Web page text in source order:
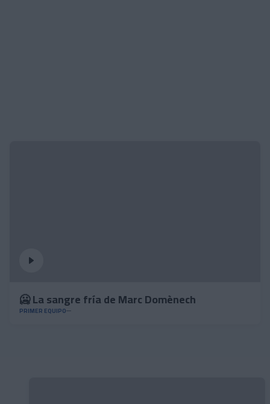
🥶 La sangre fría de Marc Domènech
PRIMER EQUIPO